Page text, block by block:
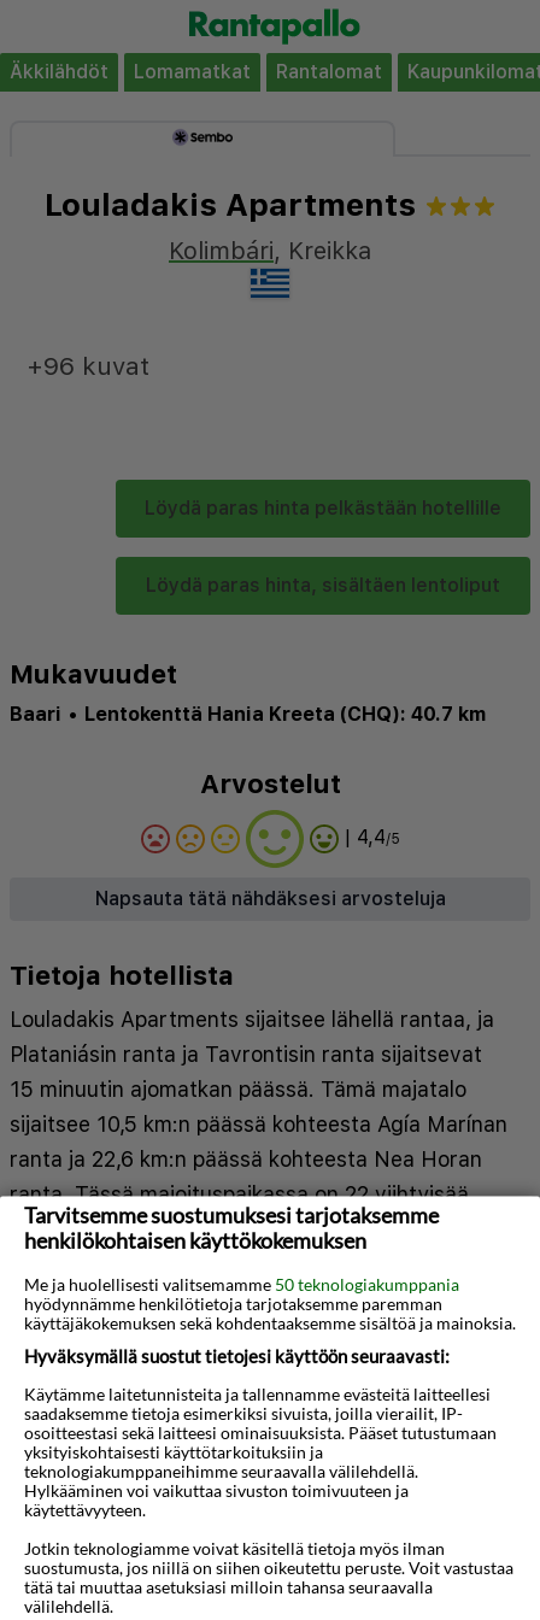
Äkkilähdöt Lomamatkat Rantalomat
Louladakis Apartments
Kolimbári, Kreikka
Löydä paras hinta pelkästään hotellille
Löydä paras hinta, sisältäen lentoliput
+96 kuvat
Mukavuudet
Baari • Lentokenttä Hania Kreeta (CHQ): 40.7 km
Arvostelut
| 4,4/5
Napsauta tätä nähdäksesi arvosteluja
Tietoja hotellista
Louladakis Apartments sijaitsee lähellä rantaa, ja
Plataniásin ranta ja Tavrontisin ranta sijaitsevat
15 minuutin ajomatkan päässä. Tämä majatalo
sijaitsee 10,5 km:n päässä kohteesta Agía Marínan
ranta ja 22,6 km:n päässä kohteesta Nea Horan
ranta. Tässä majoituspaikassa on 22 viihtyisää
huonetta. Huoneiden varusteluun kuuluu muun
Jokaisessa huoneessa on kalustettu parveke.
Mukavuuksiin kuuluu myös LED-televisio. Huone
siivotaan päivittäin. Huoneissa on tallelokero ja
kahvin-/vedenkeitin. Käytössäsi on express-
sisäänkirjautuminen, kuivapesula-/pesulapalvelut
ja matkatavarasäilytys. Palveluihin kuuluu ilmainen
pysäköinti. Hyödynnä vuokrattavat polkupyörät,
kattoterassi ja puutarha. Tämän art deco -tyylisen
majatalon palveluihin kuuluu myös ilmainen
langaton internetyhteys, televisio yleisissä tiloissa
Näytä lisää
Kartta
Tarvitsemme suostumuksesi tarjotaksemme
henkilökohtaisen käyttökokemuksen
Me ja huolellisesti valitsemamme 50 teknologiakumppania
hyödynnämme henkilötietoja tarjotaksemme paremman
käyttäjäkokemuksen sekä kohdentaaksemme sisältöä ja mainoksia.
Hyväksymällä suostut tietojesi käyttöön seuraavasti:
Käytämme laitetunnisteita ja tallennamme evästeitä laitteellesi
saadaksemme tietoja esimerkiksi sivuista, joilla vierailit, IP-
osoitteestasi sekä laitteesi ominaisuuksista. Pääset tutustumaan
yksityiskohtaisesti käyttötarkoituksiin ja
teknologiakumppaneihimme seuraavalla välilehdellä.
Hylkääminen voi vaikuttaa sivuston toimivuuteen ja
käytettävyyteen.
Jotkin teknologiamme voivat käsitellä tietoja myös ilman
suostumusta, jos niillä on siihen oikeutettu peruste. Voit vastustaa
tätä tai muuttaa asetuksiasi milloin tahansa seuraavalla
välilehdellä.